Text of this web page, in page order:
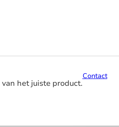
het juiste product.
Contact